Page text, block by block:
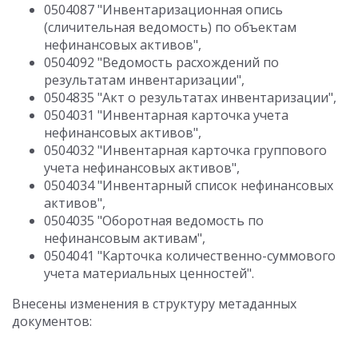
0504087 "Инвентаризационная опись
(сличительная ведомость) по объектам
нефинансовых активов",
0504092 "Ведомость расхождений по
результатам инвентаризации",
0504835 "Акт о результатах инвентаризации",
0504031 "Инвентарная карточка учета
нефинансовых активов",
0504032 "Инвентарная карточка группового
учета нефинансовых активов",
0504034 "Инвентарный список нефинансовых
активов",
0504035 "Оборотная ведомость по
нефинансовым активам",
0504041 "Карточка количественно-суммового
учета материальных ценностей".
Внесены изменения в структуру метаданных
документов: